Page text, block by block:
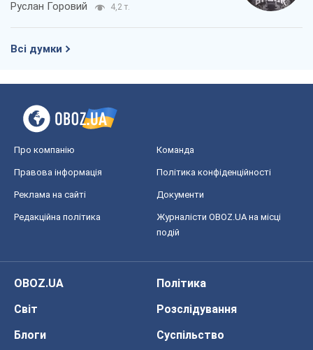
Руслан Горовий 4,2 т.
Всі думки
Про компанію Команда
Правова інформація Політика конфіденційності
Реклама на сайті Документи
Редакційна політика
Журналісти OBOZ.UA на місці
подій
OBOZ.UA
Політика
Світ
Розслідування
Блоги
Суспільство